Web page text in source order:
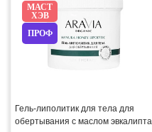
МАСТ
ХЭВ
ПРОФ
Гель-липолитик для тела для
обертывания с маслом эвкалипта